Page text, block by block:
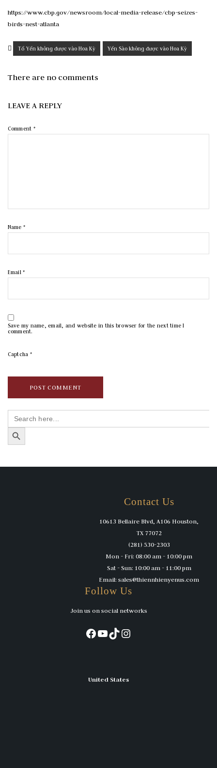
https://www.cbp.gov/newsroom/local-media-release/cbp-seizes-
birds-nest-atlanta
Tổ Yến không được vào Hoa Kỳ Yến Sào không được vào Hoa Kỳ
There are no comments
LEAVE A REPLY
Comment *
Name *
Email*
Save my name, email, and website in this browser for the next time I
comment.
Captcha *
Search
for:
SEARCH BUTTON
Contact Us
10613 Bellaire Blvd, A106 Houston,
TX 77072
(281) 530-2303
Mon - Fri: 08:00 am - 10:00 pm
Sat - Sun: 10:00 am - 11:00 pm
Email: sales@thiennhienyenus.com
Follow Us
Join us on social networks
Facebook YouTube TikTok Instagram
United States